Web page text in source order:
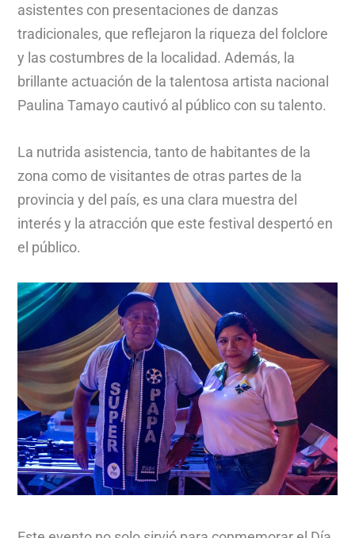
asistentes con presentaciones de danzas
tradicionales, que reflejaron la riqueza del folclore
y las costumbres de la localidad. Además, la
brillante actuación de la talentosa artista nacional
Paulina Tamayo cautivó al público con su talento.
La nutrida asistencia, tanto de habitantes de la
zona como de visitantes de otras partes de la
provincia y del país, es una clara muestra del
interés y la atracción que este festival despertó en
el público.